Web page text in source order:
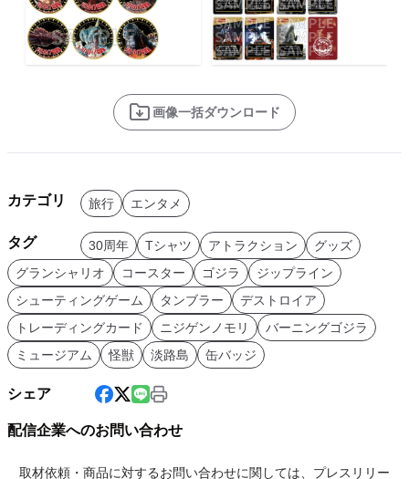
画像一括ダウンロード
カテゴリ 旅行 エンタメ
タグ 30周年 Tシャツ アトラクション
グッズ
グランシャリオ
コースター ゴジラ
ジップライン
シューティングゲーム
タンブラー
デストロイア
トレーディングカード
ニジゲンノモリ
バーニングゴジラ
ミュージアム
怪獣 淡路島 缶バッジ
シェア
配信企業へのお問い合わせ
取材依頼・商品に対するお問い合わせに関しては、プレスリリー